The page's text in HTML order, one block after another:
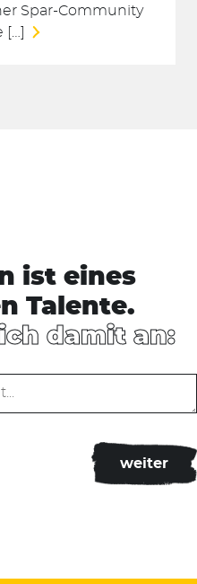
Spar-Community
[…]
ist eines
Talente.
damit an: